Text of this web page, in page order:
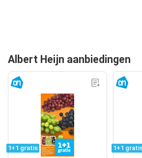
Albert Heijn aanbiedingen
1+1 gratis 1+1